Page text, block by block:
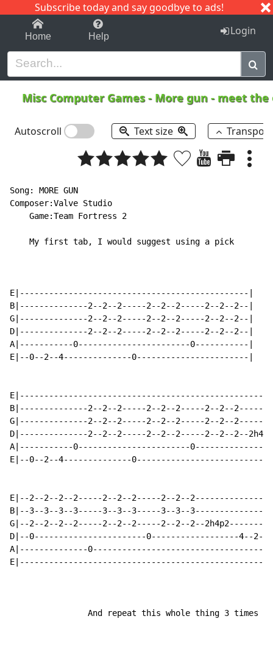
Subscribe today and say goodbye to ads!
1-9 C I J
Home Help Login
Misc Computer Games- More gun - meet
Autoscroll Text size
Song: MORE GUN
Composer:Valve Studio
    Game:Team Fortress 2
    My first tab, I would suggest using a pick
E|-----------------------------------------------|
B|--------------2--2--2-----2--2--2-----2--2--2--|
G|--------------2--2--2-----2--2--2-----2--2--2--|  X
D|--------------2--2--2-----2--2--2-----2--2--2--|
A|-----------0-----------------------0-----------|
E|--0--2--4--------------0-----------------------|
B|--------------2--2--2-----2--2--2-----2--2--
G|--------------2--2--2-----2--2--2-----2--2--
D|--------------2--2--2-----2--2--2-----2--2--2--
A|-----------0-----------------------
E|--0--2--4--------------
E|--2--2--2--2-----2--2--2-----2--2--
B|--3--3--3--3-----3--3--3-----3--3--3---------------
G|--2--2--2--2-----2--2--2-----2--2--2--
D|--0-----------------------0------------------4--2--
A|--------------
                And repeat this whole thing 3 times